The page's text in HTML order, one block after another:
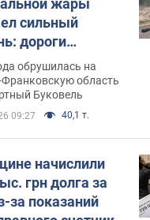
жары
сильный
дороги
в реки.
обрушилась на
область
Буковель
09:27 40,1 т.
начислили
грн долга за
за показаний